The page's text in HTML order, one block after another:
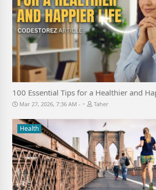
100 Essential Tips for a Healthier and
Mar 27, 2026, 7:36 AM - Taher
Health